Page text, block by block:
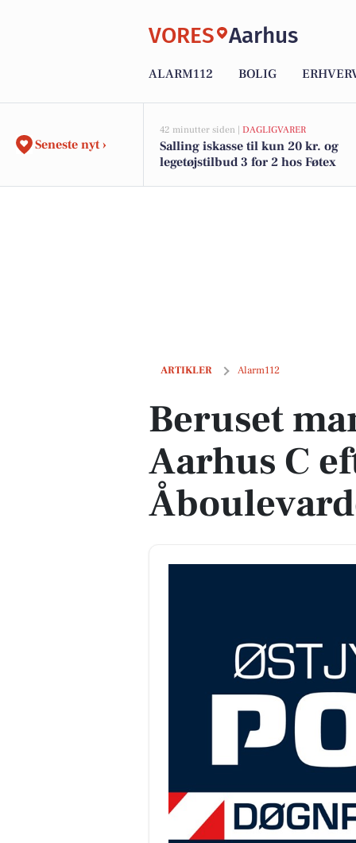
VORES Aarhus
ALARM112 BOLIG
Seneste nyt ›
42 minutter siden | DAGLIGVARER
Salling iskasse til kun 20 kr. og
legetøjstilbud 3 for 2 hos Føtex
ARTIKLER Alarm112
Beruset mand anholdt i Aarhus C efter
Beruset
Aarhus C